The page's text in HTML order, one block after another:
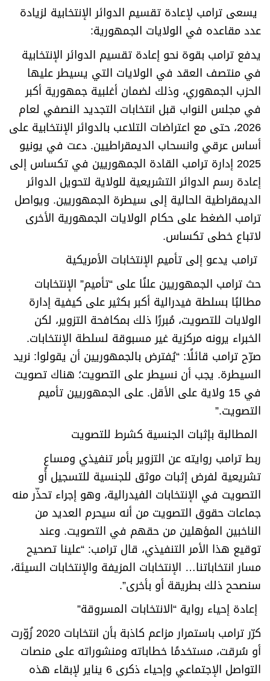
يسعى ترامب لإعادة تقسيم الدوائر الإنتخابية لزيادة
عدد مقاعده في الولايات الجمهورية:
يدفع ترامب بقوة نحو إعادة تقسيم الدوائر الإنتخابية
في منتصف العقد في الولايات التي يسيطر عليها
الحزب الجمهوري، وذلك لضمان أغلبية جمهورية أكبر
في مجلس النواب قبل انتخابات التجديد النصفي لعام
2026، حتى مع اعتراضات التلاعب بالدوائر الإنتخابية على
أساس عرقي وانسحاب الديمقراطيين. دعت في يونيو
2025 إدارة ترامب القادة الجمهوريين في تكساس إلى
إعادة رسم الدوائر التشريعية للولاية لتحويل الدوائر
الديمقراطية الحالية إلى سيطرة الجمهوريين. ويواصل
ترامب الضغط على حكام الولايات الجمهورية الأخرى
لاتباع خطى تكساس.
ترامب يدعو إلى تأميم الإنتخابات الأمريكية
حث ترامب الجمهوريين علنًا على “تأميم” الإنتخابات
مطالبًا بسلطة فيدرالية أكبر بكثير على كيفية إدارة
الولايات للتصويت، مُبررًا ذلك بمكافحة التزوير، لكن
الخبراء يرونه مركزية غير مسبوقة لسلطة الإنتخابات.
صرّح ترامب قائلًا: “يُفترض بالجمهوريين أن يقولوا: نريد
السيطرة. يجب أن نسيطر على التصويت؛ هناك تصويت
في 15 ولاية على الأقل. على الجمهوريين تأميم
التصويت.”
المطالبة بإثبات الجنسية كشرط للتصويت
ربط ترامب روايته عن التزوير بأمر تنفيذي ومساعٍ
تشريعية لفرض إثبات موثق للجنسية للتسجيل أو
التصويت في الإنتخابات الفيدرالية، وهو إجراء تحذّر منه
جماعات حقوق التصويت من أنه سيحرم العديد من
الناخبين المؤهلين من حقهم في التصويت. وعند
توقيع هذا الأمر التنفيذي، قال ترامب: “علينا تصحيح
مسار انتخاباتنا… الإنتخابات المزيفة والإنتخابات السيئة،
سنصحح ذلك بطريقة أو بأخرى”.
إعادة إحياء رواية “الانتخابات المسروقة”
كرّر ترامب باستمرار مزاعم كاذبة بأن انتخابات 2020 زُوّرت
أو سُرقت، مستخدمًا خطاباته ومنشوراته على منصات
التواصل الإجتماعي وإحياء ذكرى 6 يناير لإبقاء هذه